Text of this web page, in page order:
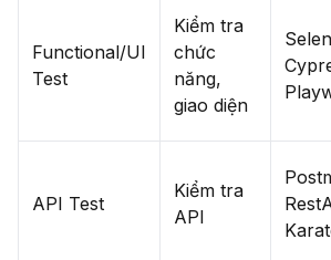
Functional/UI
Test
Kiểm tra
chức
năng,
giao diện
API Test
Kiểm tra
API